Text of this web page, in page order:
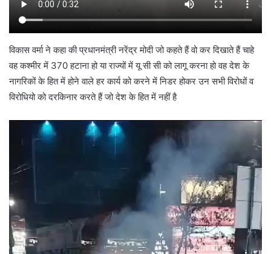
विकास वर्मा ने कहा की प्रधानमंत्री नरेंद्र मोदी जो कहते हैं वो कर दिखाते हैं चाहे
वह कश्मीर में 370 हटाना हो या राज्यों में यू सी सी को लागू करना हो वह देश के
नागरिकों के हित में होने वाले हर कार्य को करने में निडर होकर उन सभी विरोधों व
विरोधियो को दरकिनार करते हैं जो देश के हित में नहीं है